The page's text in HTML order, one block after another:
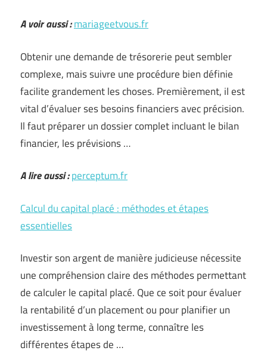
A voir aussi :mariageetvous.fr
Obtenir une demande de trésorerie peut sembler
complexe, mais suivre une procédure bien définie
facilite grandement les choses. Premièrement, il est
vital d’évaluer ses besoins financiers avec précision.
Il faut préparer un dossier complet incluant le bilan
financier, les prévisions …
A lire aussi :perceptum.fr
Calcul du capital placé : méthodes et étapes
essentielles
Investir son argent de manière judicieuse nécessite
une compréhension claire des méthodes permettant
de calculer le capital placé. Que ce soit pour évaluer
la rentabilité d’un placement ou pour planifier un
investissement à long terme, connaître les
différentes étapes de …